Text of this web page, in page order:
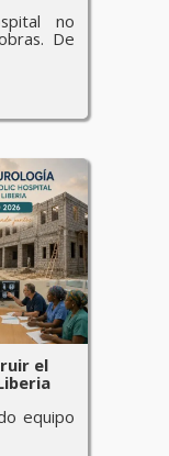
no
De
el
equipo